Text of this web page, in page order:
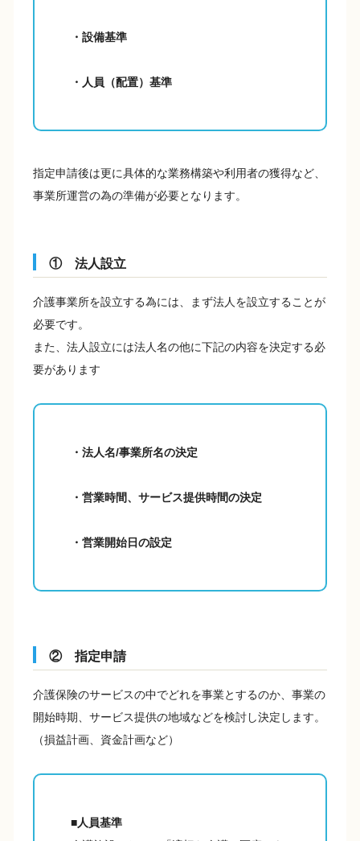
・設備基準
・人員（配置）基準
指定申請後は更に具体的な業務構築や利用者の獲得など、
事業所運営の為の準備が必要となります。
① 法人設立
介護事業所を設立する為には、まず法人を設立することが
必要です。
また、法人設立には法人名の他に下記の内容を決定する必
要があります
・法人名/事業所名の決定
・営業時間、サービス提供時間の決定
・営業開始日の設定
② 指定申請
介護保険のサービスの中でどれを事業とするのか、事業の
開始時期、サービス提供の地域などを検討し決定します。
（損益計画、資金計画など）
■人員基準